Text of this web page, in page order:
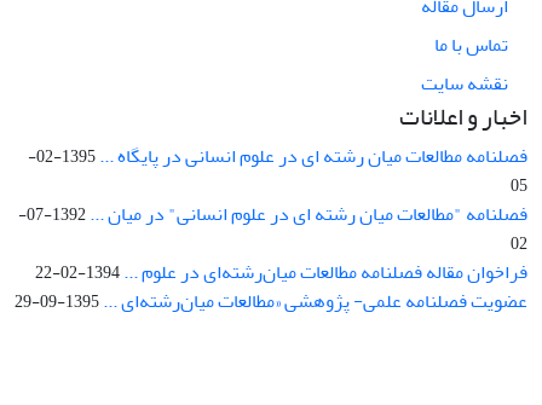
تماس با ما
نقشه سایت
اخبار و اعلانات
فصلنامه مطالعات میان رشته ای در علوم انسانی در پایگاه ...
1395-02-
05
فصلنامه "مطالعات میان رشته ای در علوم انسانی" در میان ...
1392-07-
02
فراخوان مقاله فصلنامه مطالعات میان‌رشته‌ای در علوم ...1394-02-22
عضویت فصلنامه علمی- پژوهشی «مطالعات میان‌رشته‌ای ...1395-09-29